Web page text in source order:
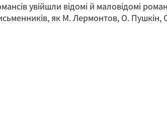
увійшли відомі й маловідомі
як М. Лермонтов, О. Пушкін,